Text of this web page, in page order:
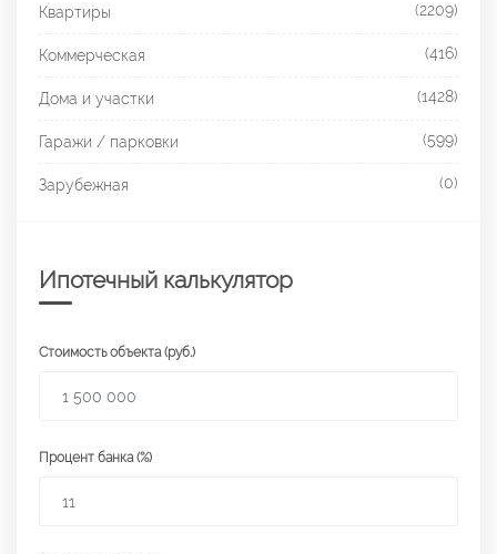
Квартиры (2209)
Коммерческая (416)
Дома и участки (1428)
Гаражи / парковки (599)
Зарубежная (0)
Ипотечный калькулятор
Стоимость объекта (руб.)
Процент банка (%)